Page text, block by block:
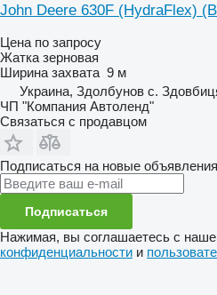
John Deere 630F (HydraFlex)
Цена по запросу
Жатка зерновая
Ширина захвата 9 м
Украина, Здолбунов с.
ЧП "Компания Автоленд"
Связаться с продавцом
Подписаться на новые
Подписаться
Нажимая, вы соглашаетесь с
конфиденциальности и